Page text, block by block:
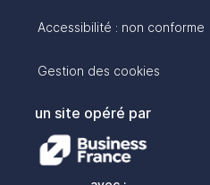
Accessibilité : non conforme
Gestion des cookies
un site opéré par